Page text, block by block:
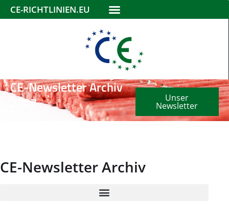
CE-RICHTLINIEN.EU
CE-Newsletter Archiv
2007
Unser
Newsletter
CE-Newsletter Archiv